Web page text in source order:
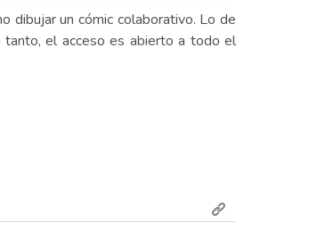
dibujar un cómic colaborativo. Lo de
el acceso es abierto a todo el